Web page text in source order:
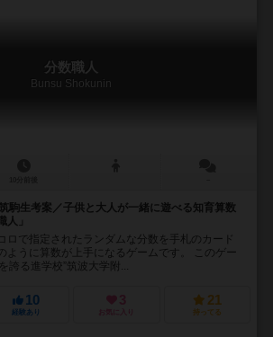
分数職人
Bunsu Shokunin
駒生考案／子供と大人が一緒に遊べる知育算数
人」
ロで指定されたランダムな分数を手札のカード
ように算数が上手になるゲームです。 このゲー
誇る進学校”筑波大学附...
10
経験あり
3
お気に入り
21
持ってる